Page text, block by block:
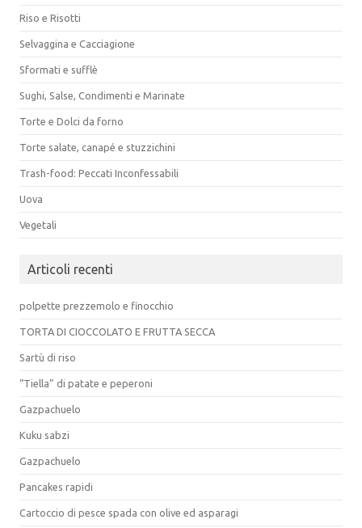
Riso e Risotti
Selvaggina e Cacciagione
Sformati e sufflè
Sughi, Salse, Condimenti e Marinate
Torte e Dolci da forno
Torte salate, canapé e stuzzichini
Trash-food: Peccati Inconfessabili
Uova
Vegetali
Articoli recenti
polpette prezzemolo e finocchio
TORTA DI CIOCCOLATO E FRUTTA SECCA
Sartù di riso
“Tiella” di patate e peperoni
Gazpachuelo
Kuku sabzi
Gazpachuelo
Pancakes rapidi
Cartoccio di pesce spada con olive ed asparagi